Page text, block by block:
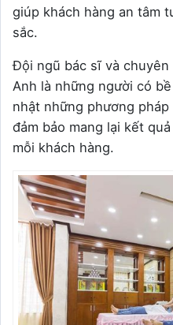
giúp khách hàng an tâm
sắc.
Đội ngũ bác sĩ và chuyên
Anh là những người có
nhật những phương
đảm bảo mang lại kết
mỗi khách hàng.